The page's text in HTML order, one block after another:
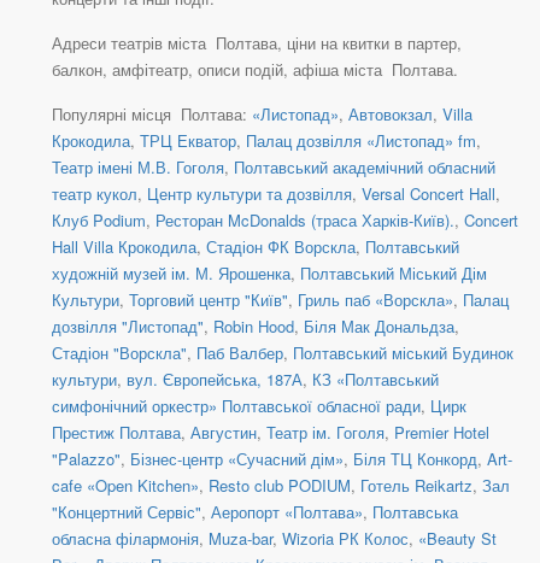
Адреси театрів міста Полтава, ціни на квитки в партер,
балкон, амфітеатр, описи подій, афіша міста Полтава.
Популярні місця Полтава: «Листопад», Автовокзал, Villa
Крокодила, ТРЦ Екватор, Палац дозвілля «Листопад» fm,
Театр імені М.В. Гоголя, Полтавський академічний обласний
театр кукол, Центр культури та дозвілля, Versal Concert Hall,
Клуб Podium, Ресторан McDonalds (траса Харків-Київ)., Concert
Hall Villa Крокодила, Стадіон ФК Ворскла, Полтавський
художній музей ім. М. Ярошенка, Полтавський Міський Дім
Культури, Торговий центр "Київ", Гриль паб «Ворскла», Палац
дозвілля "Листопад", Robin Hood, Біля Мак Дональдза,
Стадіон "Ворскла", Паб Валбер, Полтавський міський Будинок
культури, вул. Європейська, 187А, КЗ «Полтавський
симфонічний оркестр» Полтавської обласної ради, Цирк
Престиж Полтава, Августин, Театр ім. Гоголя, Premier Hotel
"Palazzo", Бізнес-центр «Сучасний дім», Біля ТЦ Конкорд, Art-
cafe «Open Kitchen», Resto club PODIUM, Готель Reikartz, Зал
"Концертний Сервіс", Аеропорт «Полтава», Полтавська
обласна філармонія, Muza-bar, Wizoria РК Колос, «Beauty St